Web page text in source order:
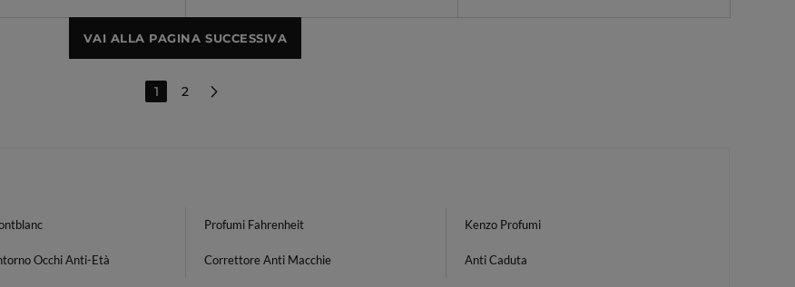
VAI ALLA PAGINA SUCCESSIVA
1 2
Profumi Fahrenheit Kenzo Profumi
Occhi Anti-Età Correttore Anti Macchie Anti Caduta